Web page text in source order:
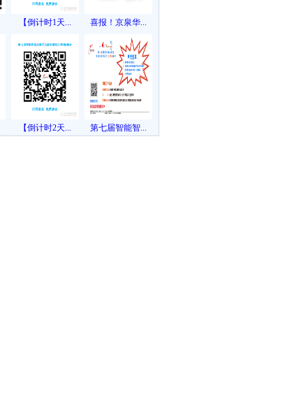
【倒计时1天... 喜报！京泉华...
【倒计时2天... 第七届智能智...